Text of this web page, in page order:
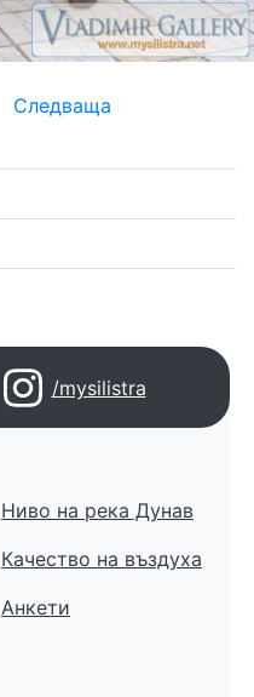
Следваща
/mysilistra
Ниво на река Дунав
Качество на въздуха
Анкети